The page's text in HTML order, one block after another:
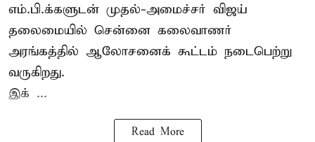
எம்.பி.க்களுடன் முதல்-அமைச்சர் விஜய்
தலைமையில் சென்னை கலைவாணர்
அரங்கத்தில் ஆலோசனைக் கூட்டம் நடைபெற்று
வருகிறது.
இக் ...
Read More